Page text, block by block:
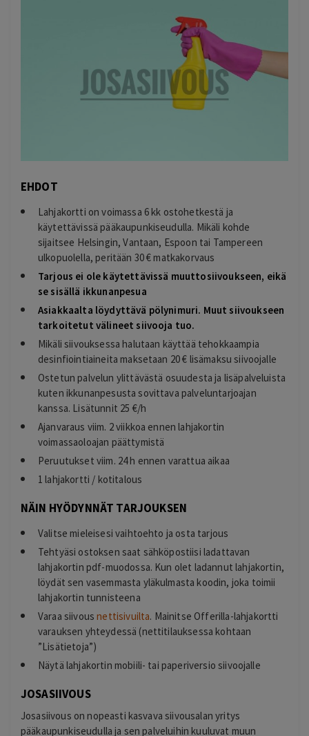
EHDOT
Lahjakortti on voimassa 6 kk ostohetkestä ja
käytettävissä pääkaupunkiseudulla. Mikäli kohde
sijaitsee Helsingin, Vantaan, Espoon tai Tampereen
ulkopuolella, peritään 30 € matkakorvaus
Tarjous ei ole käytettävissä muuttosiivoukseen, eikä
se sisällä ikkunanpesua
Asiakkaalta löydyttävä pölynimuri. Muut siivoukseen
tarkoitetut välineet siivooja tuo.
Mikäli siivouksessa halutaan käyttää tehokkaampia
desinfiointiaineita maksetaan 20 € lisämaksu siivoojalle
Ostetun palvelun ylittävästä osuudesta ja lisäpalveluista
kuten ikkunanpesusta sovittava palveluntarjoajan
kanssa. Lisätunnit 25 €/h
Ajanvaraus viim. 2 viikkoa ennen lahjakortin
voimassaoloajan päättymistä
Peruutukset viim. 24 h ennen varattua aikaa
1 lahjakortti / kotitalous
NÄIN HYÖDYNNÄT TARJOUKSEN
Valitse mieleisesi vaihtoehto ja osta tarjous
Tehtyäsi ostoksen saat sähköpostiisi ladattavan
lahjakortin pdf-muodossa. Kun olet ladannut lahjakortin,
löydät sen vasemmasta yläkulmasta koodin, joka toimii
lahjakortin tunnisteena
Varaa siivousnettisivuilta. Mainitse Offerilla-lahjakortti
varauksen yhteydessä (nettitilauksessa kohtaan
”Lisätietoja”)
Näytä lahjakortin mobiili- tai paperiversio siivoojalle
JOSASIIVOUS
Josasiivous on nopeasti kasvava siivousalan yritys
pääkaupunkiseudulla ja sen palveluihin kuuluvat muun